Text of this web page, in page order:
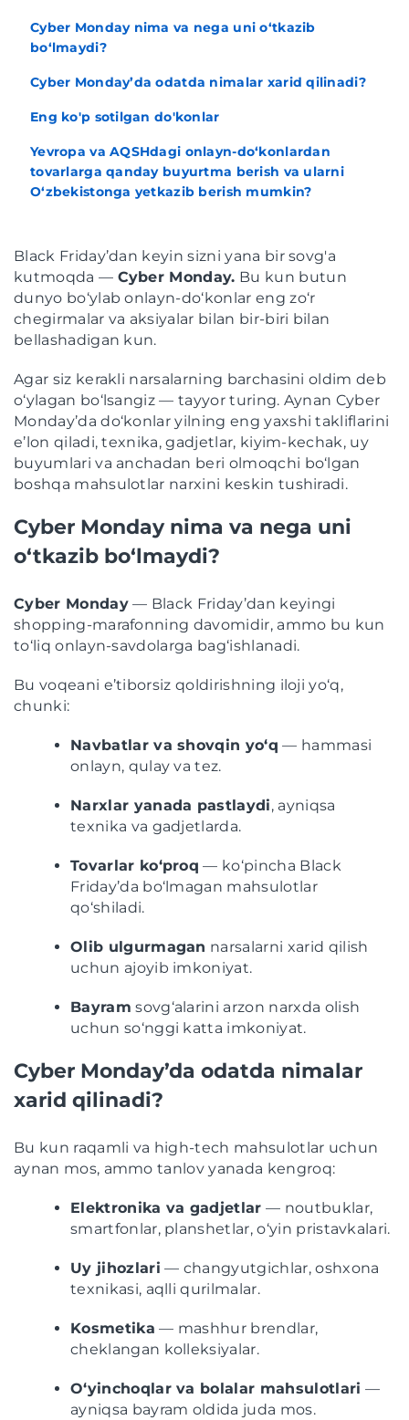
Cyber Monday nima va nega uni o‘tkazib
bo‘lmaydi?
Cyber Monday’da odatda nimalar xarid qilinadi?
Eng ko'p sotilgan do'konlar
Yevropa va AQSHdagi onlayn-do‘konlardan
tovarlarga qanday buyurtma berish va ularni
O‘zbekistonga yetkazib berish mumkin?
Black Friday’dan keyin sizni yana bir sovg'a
kutmoqda — Cyber Monday. Bu kun butun
dunyo bo‘ylab onlayn-do‘konlar eng zo‘r
chegirmalar va aksiyalar bilan bir-biri bilan
bellashadigan kun.
Agar siz kerakli narsalarning barchasini oldim deb
o‘ylagan bo‘lsangiz — tayyor turing. Aynan Cyber
Monday’da do‘konlar yilning eng yaxshi takliflarini
e’lon qiladi, texnika, gadjetlar, kiyim-kechak, uy
buyumlari va anchadan beri olmoqchi bo‘lgan
boshqa mahsulotlar narxini keskin tushiradi.
Cyber Monday nima va nega uni
o‘tkazib bo‘lmaydi?
Cyber Monday— Black Friday’dan keyingi
shopping-marafonning davomidir, ammo bu kun
to‘liq onlayn-savdolarga bag‘ishlanadi.
Bu voqeani e’tiborsiz qoldirishning iloji yo‘q,
chunki:
Navbatlar va shovqin yo‘q — hammasi
onlayn, qulay va tez.
Narxlar yanada pastlaydi, ayniqsa
texnika va gadjetlarda.
Tovarlar ko‘proq — ko‘pincha Black
Friday’da bo‘lmagan mahsulotlar
qo‘shiladi.
Olib ulgurmagan narsalarni xarid qilish
uchun ajoyib imkoniyat.
Bayram sovg‘alarini arzon narxda olish
uchun so‘nggi katta imkoniyat.
Cyber Monday’da odatda nimalar
xarid qilinadi?
Bu kun raqamli va high-tech mahsulotlar uchun
aynan mos, ammo tanlov yanada kengroq:
Elektronika va gadjetlar — noutbuklar,
smartfonlar, planshetlar, o‘yin pristavkalari.
Uy jihozlari — changyutgichlar, oshxona
texnikasi, aqlli qurilmalar.
Kosmetika — mashhur brendlar,
cheklangan kolleksiyalar.
O‘yinchoqlar va bolalar mahsulotlari —
ayniqsa bayram oldida juda mos.